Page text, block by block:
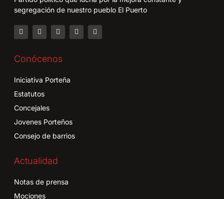
segregación de nuestro pueblo El Puerto
Conócenos
Iniciativa Porteña
Estatutos
Concejales
Jovenes Porteños
Consejo de barrios
Actualidad
Notas de prensa
Mociones